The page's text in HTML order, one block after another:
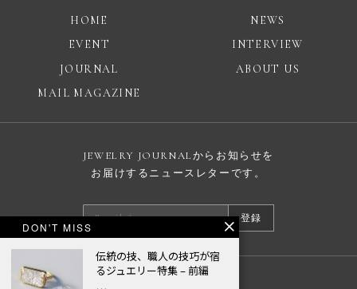
HOME
NEWS
EVENT
INTERVIEW
JOURNAL
ABOUT US
MAIL MAGAZINE
JEWELRY JOURNALからお知らせを
お届けするニュースレターです。
登録
DON'T MISS
伝統の技、職人の技巧が宿
るジュエリー特集 – 前編